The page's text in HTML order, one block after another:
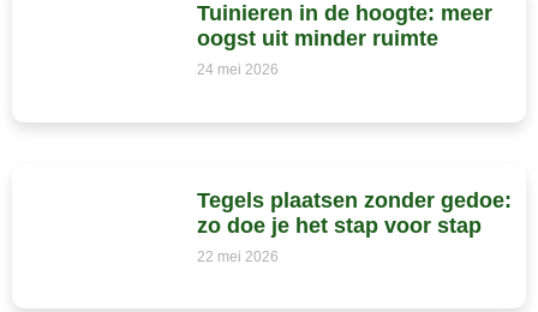
Tuinieren in de hoogte: meer
oogst uit minder ruimte
24 mei 2026
Tegels plaatsen zonder gedoe:
zo doe je het stap voor stap
22 mei 2026